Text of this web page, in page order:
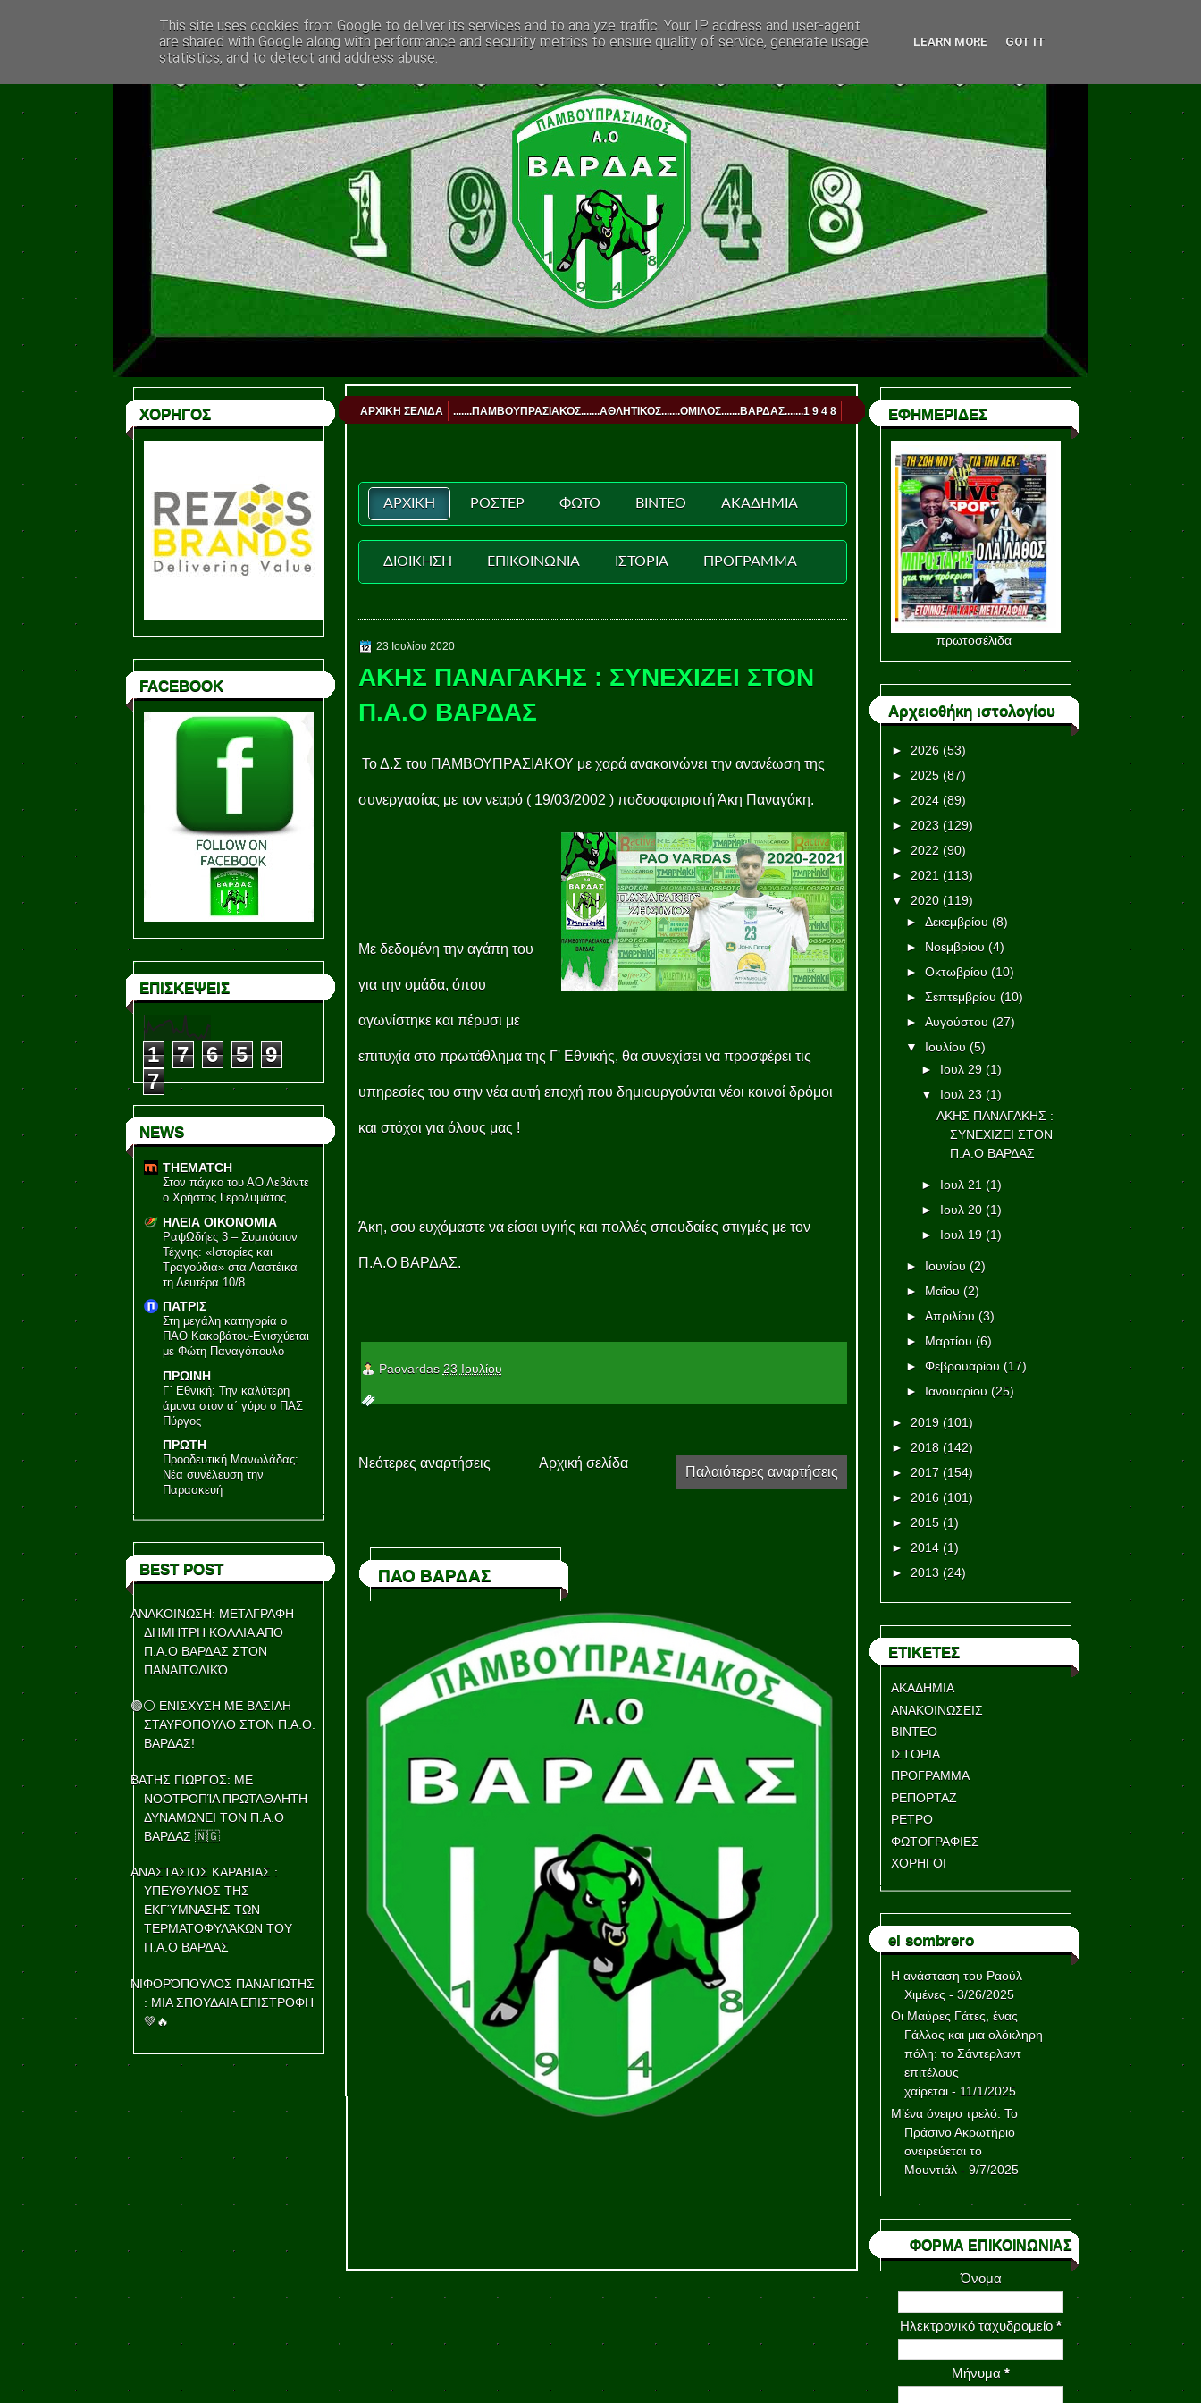
ΧΟΡΗΓΟΣ
FACEBOOK
ΕΠΙΣΚΕΨΕΙΣ
1 7 6 5
9
7
NEWS
THEMATCH
Στον πάγκο του ΑΟ Λεβάντε
ο Χρήστος Γερολυμάτος
ΗΛΕΙΑ ΟΙΚΟΝΟΜΙΑ
ΡαψΩδήες 3 – Συμπόσιον
Τέχνης: «Ιστορίες και
Τραγούδια» στα Λαστέικα
τη Δευτέρα 10/8
ΠΑΤΡΙΣ
Στη μεγάλη κατηγορία ο
ΠΑΟ Κακοβάτου-Ενισχύεται
με Φώτη Παναγόπουλο
ΠΡΩΙΝΗ
Γ΄ Εθνική: Την καλύτερη
άμυνα στον α΄ γύρο ο ΠΑΣ
Πύργος
ΠΡΩΤΗ
Προοδευτική Μανωλάδας:
Νέα συνέλευση την
Παρασκευή
BEST POST
ΑΝΑΚΟΙΝΩΣΗ: ΜΕΤΑΓΡΑΦΗ
ΔΗΜΗΤΡΗ ΚΟΛΛΙΑ ΑΠΟ
Π.Α.Ο ΒΑΡΔΑΣ ΣΤΟΝ
ΠΑΝΑΙΤΩΛΙΚΌ
🟢⚪ ΕΝΙΣΧΥΣΗ ΜΕ ΒΑΣΙΛΗ
ΣΤΑΥΡΟΠΟΥΛΟ ΣΤΟΝ Π.Α.Ο.
ΒΑΡΔΑΣ!
ΒΑΤΗΣ ΓΙΩΡΓΟΣ: ΜΕ
ΝΟΟΤΡΟΠΊΑ ΠΡΩΤΑΘΛΗΤΗ
ΔΥΝΑΜΩΝΕΙ ΤΟΝ Π.Α.Ο
ΒΑΡΔΑΣ 🇳🇬
ΑΝΑΣΤΑΣΙΟΣ ΚΑΡΑΒΙΑΣ :
ΥΠΕΥΘΥΝΟΣ ΤΗΣ
ΕΚΓΎΜΝΑΣΗΣ ΤΩΝ
ΤΕΡΜΑΤΟΦΥΛΆΚΩΝ ΤΟΥ
Π.Α.Ο ΒΑΡΔΑΣ
ΝΙΦΟΡΌΠΟΥΛΟΣ ΠΑΝΑΓΙΩΤΗΣ
: ΜΙΑ ΣΠΟΥΔΑΙΑ ΕΠΙΣΤΡΟΦΗ
💚🔥
ΑΡΧΙΚΗ ΣΕΛΙΔΑ .......ΠΑΜΒΟΥΠΡΑΣΙΑΚΟΣ.......ΑΘΛΗΤΙΚΟΣ.......ΟΜΙΛΟΣ.......ΒΑΡΔΑΣ.......1 9 4 8
ΑΡΧΙΚΗ ΡΟΣΤΕΡ ΦΩΤΟ ΒΙΝΤΕΟ ΑΚΑΔΗΜΙΑ
ΔΙΟΙΚΗΣΗ ΕΠΙΚΟΙΝΩΝΙΑ ΙΣΤΟΡΙΑ ΠΡΟΓΡΑΜΜΑ
23 Ιουλίου 2020
ΑΚΗΣ ΠΑΝΑΓΑΚΗΣ : ΣΥΝΕΧΙΖΕΙ ΣΤΟΝ
Π.Α.Ο ΒΑΡΔΑΣ
Το Δ.Σ του ΠΑΜΒΟΥΠΡΑΣΙΑΚΟΥ με χαρά ανακοινώνει την ανανέωση της
συνεργασίας με τον νεαρό ( 19/03/2002 ) ποδοσφαιριστή Άκη Παναγάκη.
Με δεδομένη την αγάπη του
για την ομάδα, όπου
αγωνίστηκε και πέρυσι με
επιτυχία στο πρωτάθλημα της Γ' Εθνικής, θα συνεχίσει να προσφέρει τις
υπηρεσίες του στην νέα αυτή εποχή που δημιουργούνται νέοι κοινοί δρόμοι
και στόχοι για όλους μας !
Άκη, σου ευχόμαστε να είσαι υγιής και πολλές σπουδαίες στιγμές με τον
Π.Α.Ο ΒΑΡΔΑΣ.
Paovardas 23 Ιουλίου
Νεότερες αναρτήσεις
Παλαιότερες αναρτήσεις
Αρχική σελίδα
ΠΑΟ ΒΑΡΔΑΣ
ΕΦΗΜΕΡΙΔΕΣ
πρωτοσέλιδα
Αρχειοθήκη ιστολογίου
► 2026 (53)
► 2025 (87)
► 2024 (89)
► 2023 (129)
► 2022 (90)
► 2021 (113)
▼
2020 (119)
►Δεκεμβρίου (8)
► Νοεμβρίου (4)
►Οκτωβρίου (10)
►Σεπτεμβρίου (10)
►Αυγούστου (27)
▼
Ιουλίου (5)
► Ιουλ 29 (1)
▼
Ιουλ 23 (1)
ΑΚΗΣ ΠΑΝΑΓΑΚΗΣ :
ΣΥΝΕΧΙΖΕΙ ΣΤΟΝ
Π.Α.Ο ΒΑΡΔΑΣ
► Ιουλ 21 (1)
► Ιουλ 20 (1)
► Ιουλ 19 (1)
► Ιουνίου (2)
► Μαΐου (2)
►Απριλίου (3)
► Μαρτίου (6)
►Φεβρουαρίου (17)
► Ιανουαρίου (25)
► 2019 (101)
► 2018 (142)
► 2017 (154)
► 2016 (101)
► 2015 (1)
► 2014 (1)
► 2013 (24)
ΕΤΙΚΕΤΕΣ
ΑΚΑΔΗΜΙΑ
ΑΝΑΚΟΙΝΩΣΕΙΣ
ΒΙΝΤΕΟ
ΙΣΤΟΡΙΑ
ΠΡΟΓΡΑΜΜΑ
ΡΕΠΟΡΤΑΖ
ΡΕΤΡΟ
ΦΩΤΟΓΡΑΦΙΕΣ
ΧΟΡΗΓΟΙ
el sombrero
Η ανάσταση του Ραούλ
Χιμένες - 3/26/2025
Οι Μαύρες Γάτες, ένας
Γάλλος και μια ολόκληρη
πόλη: το Σάντερλαντ
επιτέλους
χαίρεται- 11/1/2025
Μ’ένα όνειρο τρελό: Το
Πράσινο Ακρωτήριο
ονειρεύεται το
Μουντιάλ- 9/7/2025
ΦΟΡΜΑ ΕΠΙΚΟΙΝΩΝΙΑΣ
Όνομα
Ηλεκτρονικό ταχυδρομείο *
Μήνυμα *
This site uses cookies from Google to deliver its services and to analyze traffic. Your IP address and user-agent
are shared with Google along with performance and security metrics to ensure quality of service, generate usage
statistics, and to detect and address abuse.
LEARN MORE GOT IT